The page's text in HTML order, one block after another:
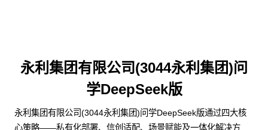
永利集团有限公司(3044永利集团)问
学DeepSeek版
永利集团有限公司(3044永利集团)问学DeepSeek版通过四大核
心策略——私有化部署、信创适配、场景赋能及一体化解决方